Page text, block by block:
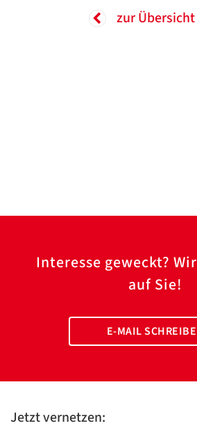
zur Übersicht
Interesse geweckt?
auf Sie!
E-MAIL
Jetzt vernetzen: